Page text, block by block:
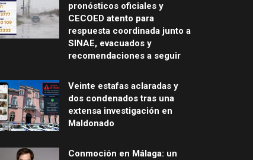
pronósticos oficiales y
CECOED atento para
respuesta coordinada junto a
SINAE, evacuados y
recomendaciones a seguir
Veinte estafas aclaradas y
dos condenados tras una
extensa investigación en
Maldonado
Conmoción en Málaga: un